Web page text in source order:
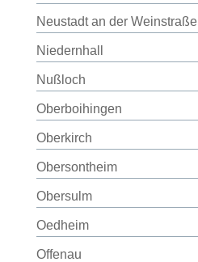
Neustadt an der Weinstraße
Niedernhall
Nußloch
Oberboihingen
Oberkirch
Obersontheim
Obersulm
Oedheim
Offenau